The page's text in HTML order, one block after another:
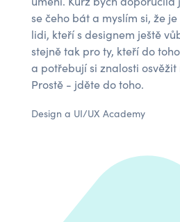
se čeho bát a myslím si, že
lidi, kteří s designem ještě
stejně tak pro ty, kteří do
a potřebují si znalosti
Prostě - jděte do toho.
Design a UI/UX Academy